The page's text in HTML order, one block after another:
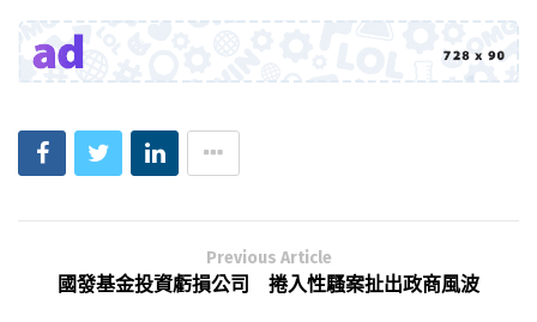
Previous Article
國發基金投資虧損公司 捲入性騷案扯出政商風波